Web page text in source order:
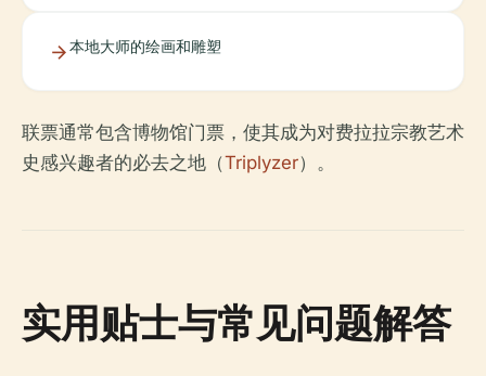
本地大师的绘画和雕塑
联票通常包含博物馆门票，使其成为对费拉拉宗教艺术
史感兴趣者的必去之地（Triplyzer）。
实用贴士与常见问题解答